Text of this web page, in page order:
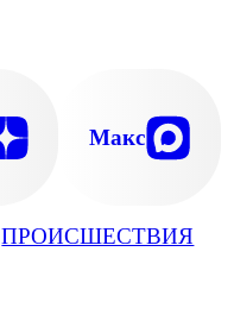
ПРОИСШЕСТВИЯ
Макс